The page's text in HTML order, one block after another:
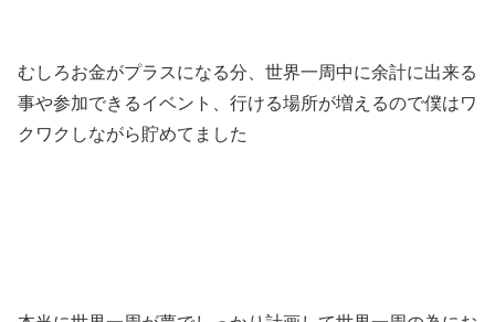
むしろお金がプラスになる分、世界一周中に余計に出来る
事や参加できるイベント、行ける場所が増えるので僕はワ
クワクしながら貯めてました